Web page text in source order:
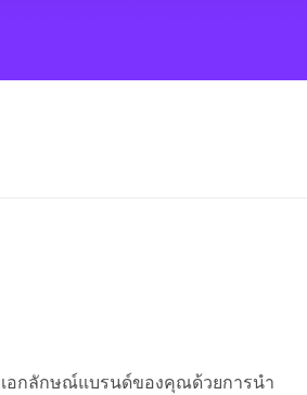
เอกลักษณ์แบรนด์ของคุณด้วยการนำ